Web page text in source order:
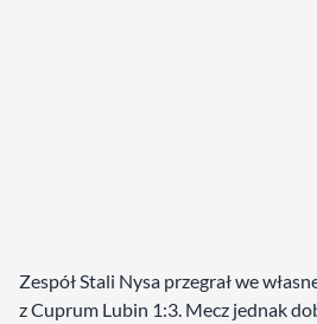
Zespół Stali Nysa przegrał we
z Cuprum Lubin 1:3. Mecz jednak